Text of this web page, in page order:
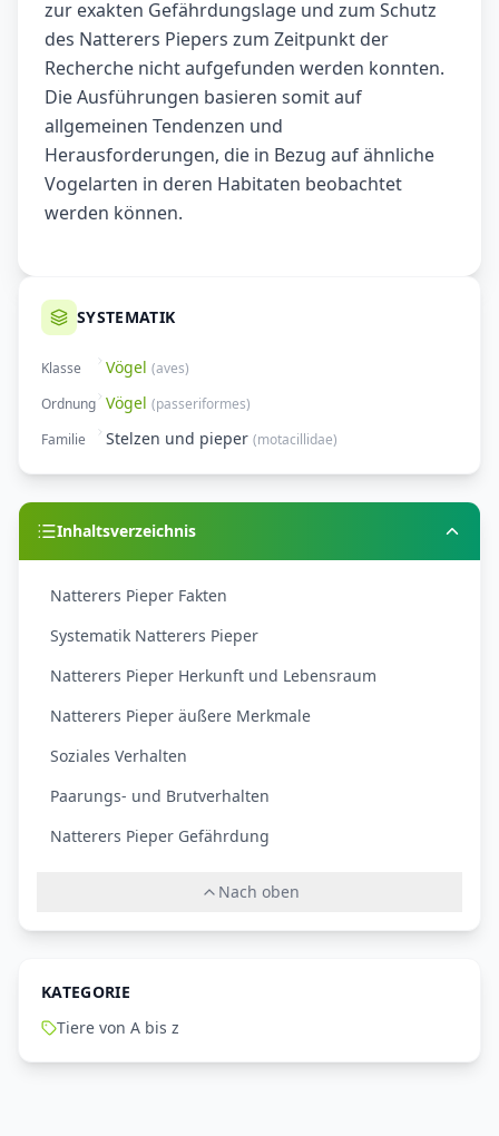
zur exakten Gefährdungslage und zum Schutz
des Natterers Piepers zum Zeitpunkt der
Recherche nicht aufgefunden werden konnten.
Die Ausführungen basieren somit auf
allgemeinen Tendenzen und
Herausforderungen, die in Bezug auf ähnliche
Vogelarten in deren Habitaten beobachtet
werden können.
SYSTEMATIK
Klasse Vögel (aves)
Ordnung Vögel (passeriformes)
Familie
Stelzen und pieper (motacillidae)
Inhaltsverzeichnis
Natterers Pieper Fakten
Systematik Natterers Pieper
Natterers Pieper Herkunft und Lebensraum
Natterers Pieper äußere Merkmale
Soziales Verhalten
Paarungs- und Brutverhalten
Natterers Pieper Gefährdung
Nach oben
KATEGORIE
Tiere von A bis z